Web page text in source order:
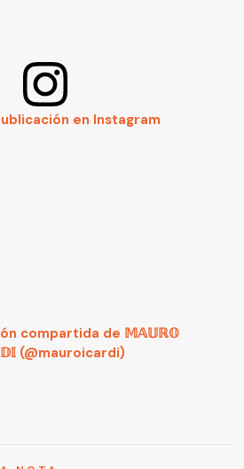
en Instagram
compartida de 𝕄𝔸𝕌ℝ𝕆
(@mauroicardi)